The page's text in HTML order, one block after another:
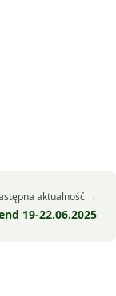
aktualność →
19-22.06.2025